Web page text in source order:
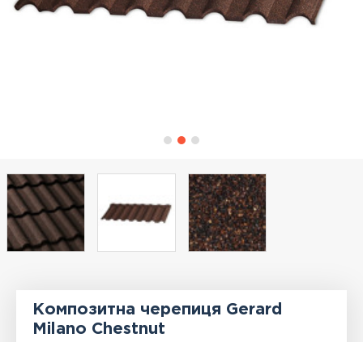
Композитна черепиця Gerard
Milano Chestnut